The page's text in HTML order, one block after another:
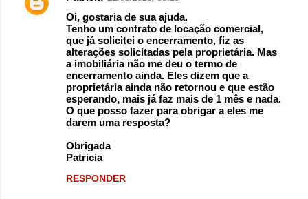
Oi, gostaria de sua ajuda.
Tenho um contrato de locação comercial,
que já solicitei o encerramento, fiz as
alterações solicitadas pela proprietária. Mas
a imobiliária não me deu o termo de
encerramento ainda. Eles dizem que a
proprietária ainda não retornou e que estão
esperando, mais já faz mais de 1 mês e nada.
O que posso fazer para obrigar a eles me
darem uma resposta?
Obrigada
Patricia
RESPONDER